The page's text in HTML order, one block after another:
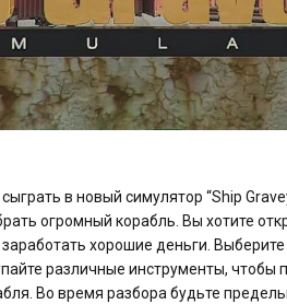
в новый симулятор “Ship
огромный корабль. Вы хотите
хорошие деньги. Выберите
различные инструменты,
Во время разбора будьте